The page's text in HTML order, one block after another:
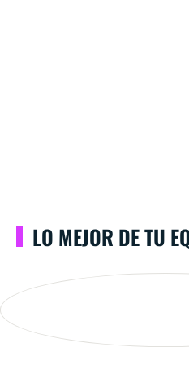
LO MEJOR DE TU